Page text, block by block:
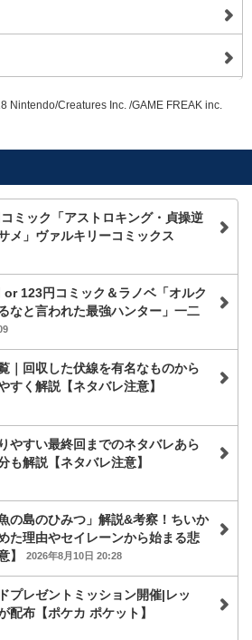
Nintendo/Creatures Inc. /GAME FREAK inc.
ミック「アストロキング・貞操逆
メ」ヴァルキリーコミックス
or 123円コミック＆ラノベ「オルク
なと言われた最強ハンター」一二
｜回収した伏線を有名なものから
すく解説【ネタバレ注意】
やすい最終回までのネタバレあら
も解説【ネタバレ注意】
の島のひみつ」解説&考察！ちいか
た理由やセイレーンから始まる悲
】
2026年8月10日 20:28
プレゼントミッション開催|レッ
配布【ポケカ ポケット】